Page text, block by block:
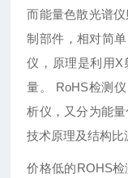
而能量色散光谱
制部件，相对简
仪，原理是利用X
量。 RoHS检测
析仪，又分为能
技术原理及结构
价格低的ROHS